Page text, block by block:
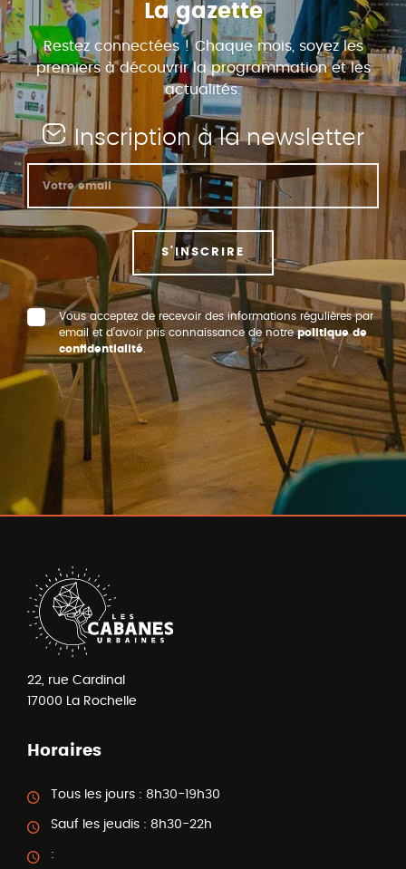
La gazette
Restez connectées ! Chaque mois, soyez les
premiers à découvrir la programmation et les
actualités.
Inscription à la newsletter
S'INSCRIRE
Vous acceptez de recevoir des informations régulières par
email et d’avoir pris connaissance de notrepolitique de
confidentialité
22, rue Cardinal
17000 La Rochelle
Horaires
Tous les jours : 8h30-19h30
Sauf les jeudis : 8h30-22h
: